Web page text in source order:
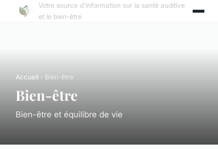
Votre source d'information sur la santé auditive
et le bien-être
Accueil › Bien-être
Bien-être
Bien-être et équilibre de vie